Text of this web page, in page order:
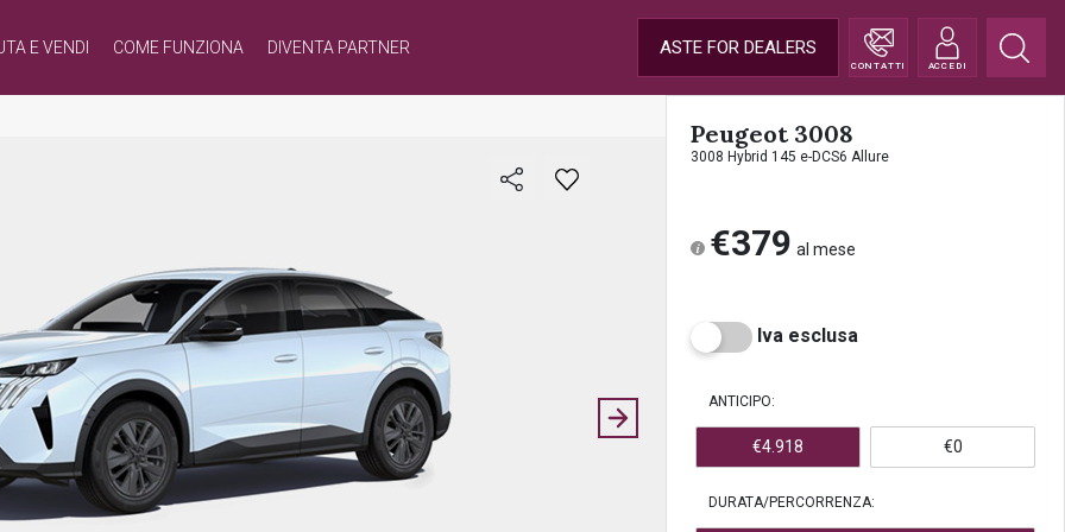
E VENDI COME FUNZIONA DIVENTA PARTNER ASTE FOR DEALERS
CONTATTI ACCEDI
Peugeot 3008
3008 Hybrid 145 e-DCS6 Allure
€379 al mese
Iva esclusa
ANTICIPO:
€4.918 €0
DURATA/PERCORRENZA: